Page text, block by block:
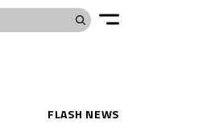
FLASH NEWS